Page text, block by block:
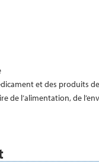
et des produits
de l’alimentation, de